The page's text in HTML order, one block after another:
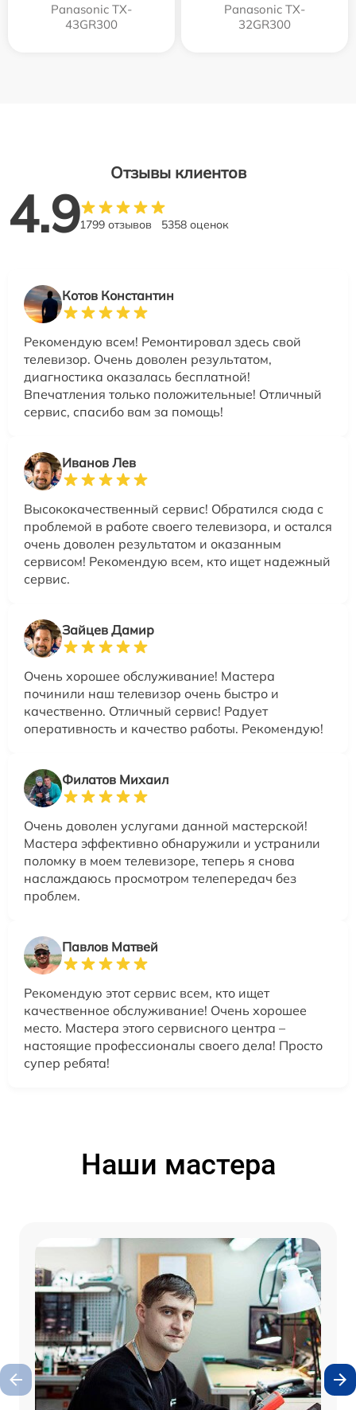
Panasonic TX-
43GR300
Panasonic TX-
32GR300
Отзывы клиентов
4.91799 отзывов 5358 оценок
Котов Константин
Рекомендую всем! Ремонтировал здесь свой
телевизор. Очень доволен результатом,
диагностика оказалась бесплатной!
Впечатления только положительные! Отличный
сервис, спасибо вам за помощь!
Иванов Лев
Высококачественный сервис! Обратился сюда с
проблемой в работе своего телевизора, и остался
очень доволен результатом и оказанным
сервисом! Рекомендую всем, кто ищет надежный
сервис.
Зайцев Дамир
Очень хорошее обслуживание! Мастера
починили наш телевизор очень быстро и
качественно. Отличный сервис! Радует
оперативность и качество работы. Рекомендую!
Филатов Михаил
Очень доволен услугами данной мастерской!
Мастера эффективно обнаружили и устранили
поломку в моем телевизоре, теперь я снова
наслаждаюсь просмотром телепередач без
проблем.
Павлов Матвей
Рекомендую этот сервис всем, кто ищет
качественное обслуживание! Очень хорошее
место. Мастера этого сервисного центра –
настоящие профессионалы своего дела! Просто
супер ребята!
Наши мастера